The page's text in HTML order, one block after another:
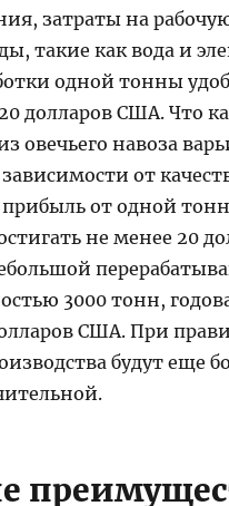
затраты на
такие как вода и
одной тонны
долларов США. Что
овечьего навоза
от
от одной
не менее 20
3000 тонн,
США. При
будут еще